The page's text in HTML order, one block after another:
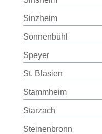
Sinzheim
Sonnenbühl
Speyer
St. Blasien
Stammheim
Starzach
Steinenbronn